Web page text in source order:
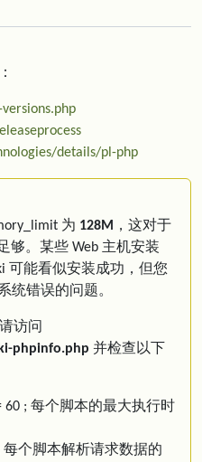
details/pl-php
为 128M
，这对于
够。某些 Web 主机安装
可能看似安装成功，但您
统错误的问题。
访问
phpinfo.php 并检查以下
60 ; 每个脚本的最大执行时
每个脚本解析请求数据的